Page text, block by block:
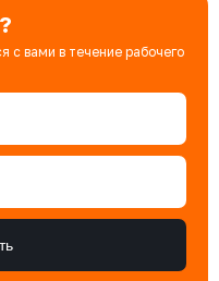
с вами в течение рабочего